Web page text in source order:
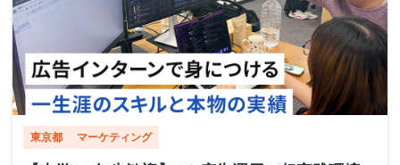
東京都 マーケティング